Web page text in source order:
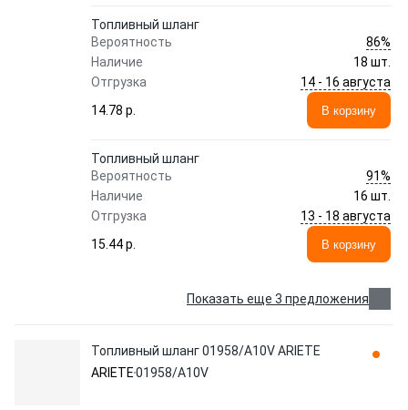
Топливный шланг
Вероятность
86%
Наличие
18 шт.
Отгрузка
14 - 16 августа
14.78 p.
В корзину
Топливный шланг
Вероятность
91%
Наличие
16 шт.
Отгрузка
13 - 18 августа
15.44 p.
В корзину
Показать еще 3 предложения
Топливный шланг 01958/A10V ARIETE
ARIETE01958/A10V